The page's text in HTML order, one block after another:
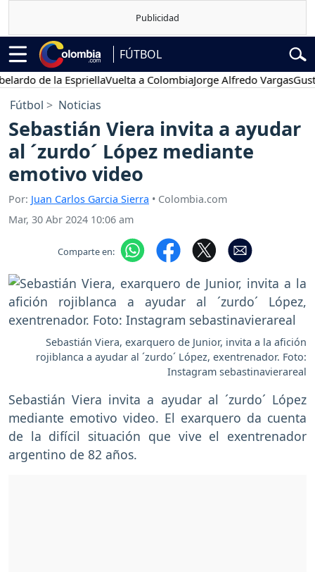
FÚTBOL
de la EspriellaVuelta a ColombiaJorge Alfredo VargasGustavo
Fútbol Noticias
Sebastián Viera invita a ayudar
al ´zurdo´ López mediante
emotivo video
Por: Juan Carlos Garcia Sierra • Colombia.com
Mar, 30 Abr 2024 10:06 am
Comparte en:
Sebastián Viera, exarquero de Junior, invita a la afición
rojiblanca a ayudar al ´zurdo´ López, exentrenador. Foto:
Instagram sebastinavierareal
Sebastián Viera invita a ayudar al ´zurdo´ López
mediante emotivo video. El exarquero da cuenta
de la difícil situación que vive el exentrenador
argentino de 82 años.